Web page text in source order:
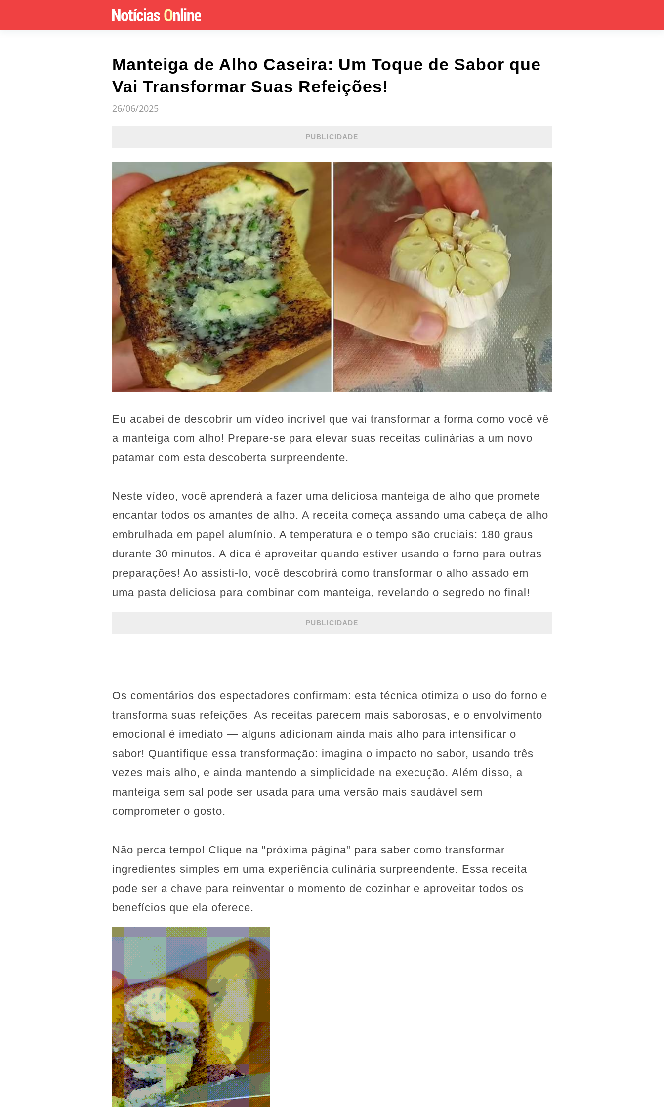
Manteiga de Alho Caseira: Um Toque de Sabor que
Vai Transformar Suas Refeições!
26/06/2025
PUBLICIDADE
Eu acabei de descobrir um vídeo incrível que vai transformar a forma como você vê
a manteiga com alho! Prepare-se para elevar suas receitas culinárias a um novo
patamar com esta descoberta surpreendente.
Neste vídeo, você aprenderá a fazer uma deliciosa manteiga de alho que promete
encantar todos os amantes de alho. A receita começa assando uma cabeça de alho
embrulhada em papel alumínio. A temperatura e o tempo são cruciais: 180 graus
durante 30 minutos. A dica é aproveitar quando estiver usando o forno para outras
preparações! Ao assisti-lo, você descobrirá como transformar o alho assado em
uma pasta deliciosa para combinar com manteiga, revelando o segredo no final!
PUBLICIDADE
Os comentários dos espectadores confirmam: esta técnica otimiza o uso do forno e
transforma suas refeições. As receitas parecem mais saborosas, e o envolvimento
emocional é imediato — alguns adicionam ainda mais alho para intensificar o
sabor! Quantifique essa transformação: imagina o impacto no sabor, usando três
vezes mais alho, e ainda mantendo a simplicidade na execução. Além disso, a
manteiga sem sal pode ser usada para uma versão mais saudável sem
comprometer o gosto.
Não perca tempo! Clique na "próxima página" para saber como transformar
ingredientes simples em uma experiência culinária surpreendente. Essa receita
pode ser a chave para reinventar o momento de cozinhar e aproveitar todos os
benefícios que ela oferece.